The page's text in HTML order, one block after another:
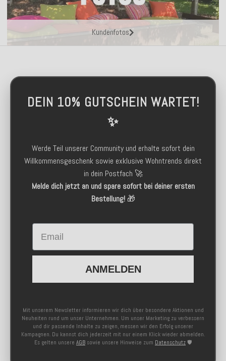
Kundenfotos
DEIN 10% GUTSCHEIN WARTET!
✨
Werde Teil unserer Community und erhalte sofort dein
Willkommensgeschenk sowie exklusive Wohntrends direkt
in dein Postfach 🚀
Melde dich jetzt an und spare sofort bei deiner ersten
Bestellung!🎁
Email
ANMELDEN
Mit unserem Newsletter informieren wir dich über besondere Aktionen und
Neuheiten rund um unser Unternehmen. Um unser Marketing zu verbessern
und dir passende Inhalte zu zeigen, messen wir den Erfolg unserer
Kampagnen. Du kannst dich jederzeit mit nur einem Klick wieder abmelden.
Es gelten unsere AGB sowie unsere Hinweise zum Datenschutz 🛡️